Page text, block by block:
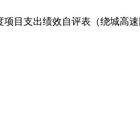
项目支出绩效自评表（绕城高